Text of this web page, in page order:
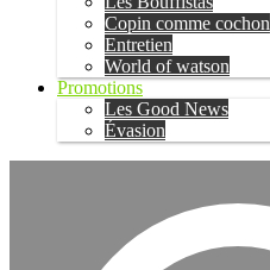
Copin comme cochon
Entretien
World of watson
Promotions
Les Good News
Évasion